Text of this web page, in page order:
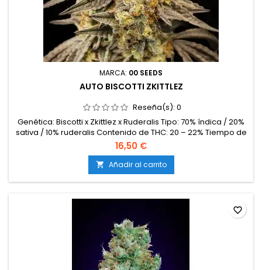
MARCA: 00 SEEDS
AUTO BISCOTTI ZKITTLEZ
Reseña(s): 0
Genética: Biscotti x Zkittlez x Ruderalis Tipo: 70% índica / 20%
sativa / 10% ruderalis Contenido de THC: 20 – 22% Tiempo de
floración: 70 – 75 días desde la germinación Producción en
interior: 450 – 500 g/m² Producción en exterior: 90 – 150
g/planta Altura: 80 – 120 cm en interior; hasta 150 cm en
exterior Aromas y sabores: Dulces y cremosos, con notas...
16,50 €
 Añadir al carrito
favorite_border